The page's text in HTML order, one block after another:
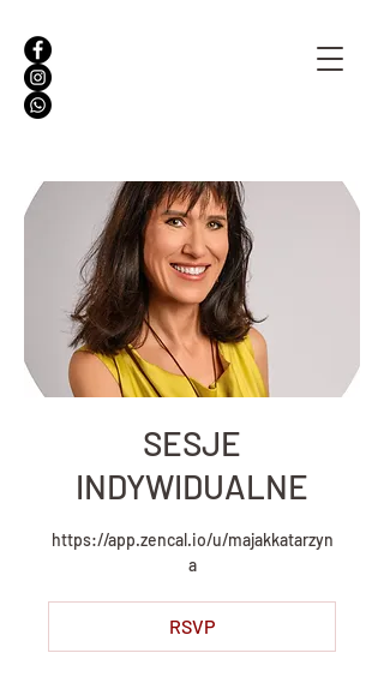
SESJE
INDYWIDUALNE
https://app.zencal.io/u/majakkatarzyn
a
RSVP